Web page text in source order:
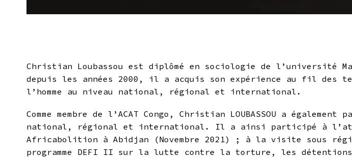
Christian Loubassou est diplômé en sociologie de l’université
depuis les années 2000, il a acquis son expérience au fil des
l’homme au niveau national, régional et international.
Comme membre de l’ACAT Congo, Christian LOUBASSOU a
national, régional et international. Il a ainsi participé à
Africabolition à Abidjan (Novembre 2021) ; à la visite sous
programme DEFI II sur la lutte contre la torture, les